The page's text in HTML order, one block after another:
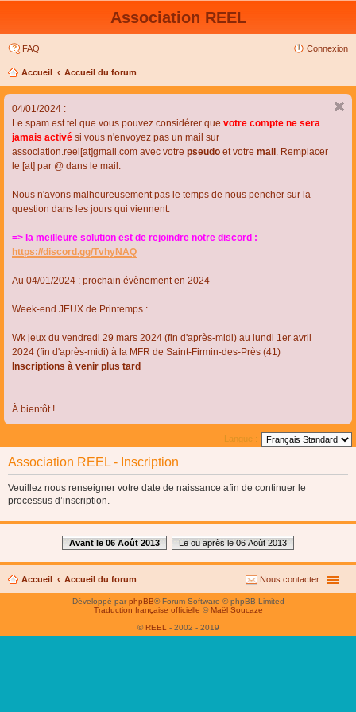
Association REEL
FAQ Connexion
Accueil Accueil du forum
04/01/2024 :
Le spam est tel que vous pouvez considérer que votre compte ne sera
jamais activé si vous n'envoyez pas un mail sur
association.reel[at]gmail.com avec votre pseudo et votre mail . Remplacer
le [at] par @ dans le mail.
Nous n'avons malheureusement pas le temps de nous pencher sur la
question dans les jours qui viennent.
=> la meilleure solution est de rejoindre notre discord :
https://discord.gg/TvhyNAQ
Au 04/01/2024 : prochain évènement en 2024
Week-end JEUX de Printemps :
Wk jeux du vendredi 29 mars 2024 (fin d'après-midi) au lundi 1er avril
2024 (fin d'après-midi) à la MFR de Saint-Firmin-des-Près (41)
Inscriptions à venir plus tard
À bientôt !
Langue :
Association REEL - Inscription
Veuillez nous renseigner votre date de naissance afin de continuer le
processus d’inscription.
Avant le 06 Août 2013 Le ou après le 06 Août 2013
Accueil Accueil du forum Nous contacter
Développé parphpBB® Forum Software © phpBB Limited
Traduction française officielle © Maël Soucaze
© REEL - 2002 - 2019